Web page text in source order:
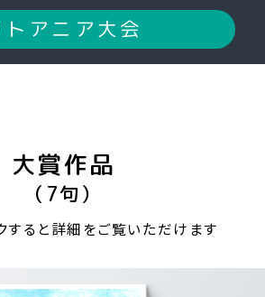
トアニア大会
大賞作品
（7句）
すると詳細をご覧いただけます